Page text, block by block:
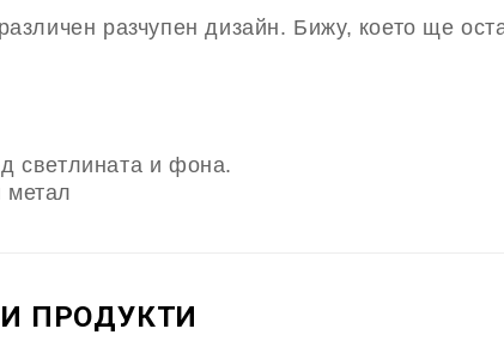
разчупен дизайн. Бижу, което ще
светлината и фона.
метал
ПРОДУКТИ